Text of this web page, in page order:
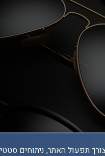
תפעול האתר, ניתוחים